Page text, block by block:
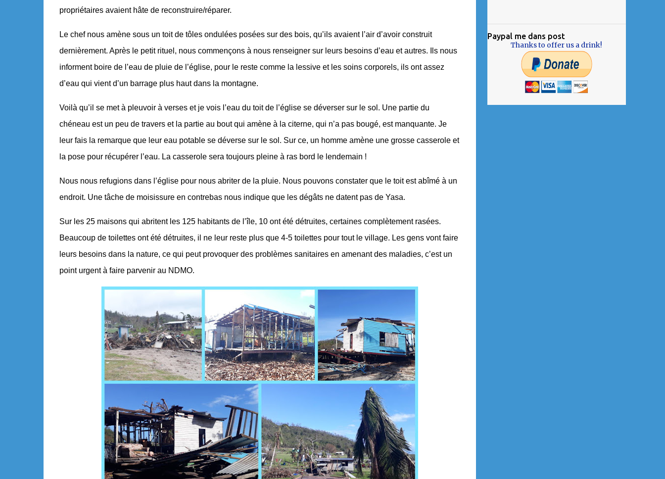
propriétaires avaient hâte de reconstruire/réparer.
Le chef nous amène sous un toit de tôles ondulées posées sur des bois, qu’ils avaient l’air d’avoir construit
dernièrement. Après le petit rituel, nous commençons à nous renseigner sur leurs besoins d’eau et autres. Ils nous
informent boire de l’eau de pluie de l’église, pour le reste comme la lessive et les soins corporels, ils ont assez
d’eau qui vient d’un barrage plus haut dans la montagne.
Voilà qu’il se met à pleuvoir à verses et je vois l’eau du toit de l’église se déverser sur le sol. Une partie du
chéneau est un peu de travers et la partie au bout qui amène à la citerne, qui n’a pas bougé, est manquante. Je
leur fais la remarque que leur eau potable se déverse sur le sol. Sur ce, un homme amène une grosse casserole et
la pose pour récupérer l’eau. La casserole sera toujours pleine à ras bord le lendemain !
Nous nous refugions dans l’église pour nous abriter de la pluie. Nous pouvons constater que le toit est abîmé à un
endroit. Une tâche de moisissure en contrebas nous indique que les dégâts ne datent pas de Yasa.
Sur les 25 maisons qui abritent les 125 habitants de l’île, 10 ont été détruites, certaines complètement rasées.
Beaucoup de toilettes ont été détruites, il ne leur reste plus que 4-5 toilettes pour tout le village. Les gens vont faire
leurs besoins dans la nature, ce qui peut provoquer des problèmes sanitaires en amenant des maladies, c’est un
point urgent à faire parvenir au NDMO.
Paypal me dans post
Thanks to offer us a drink!